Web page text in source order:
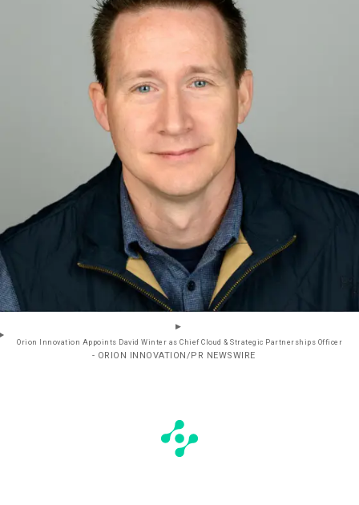
Orion Innovation Appoints David Winter as Chief Cloud & Strategic Partnerships Officer
- ORION INNOVATION/PR NEWSWIRE